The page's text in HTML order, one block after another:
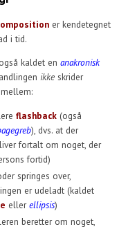
er kendetegnet
i tid.
kaldet enanakronisk
ikke skrider
flashback (også
), dvs. at der
fortalt om noget, der
fortid)
springes over,
er udeladt (kaldet
ellerellipsis)
beretter om noget,